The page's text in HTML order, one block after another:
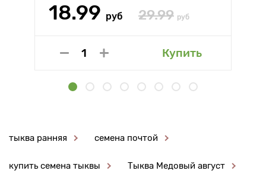
18.99 руб 29.99 руб
Купить
тыква ранняя семена почтой
купить семена тыквы Тыква Медовый август